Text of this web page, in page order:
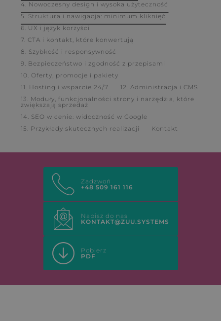
4. Nowoczesny design i wysoka użyteczność
5. Struktura i nawigacja: minimum kliknięć
6. UX i język korzyści
7. CTA i kontakt, które konwertują
8. Szybkość i responsywność
9. Bezpieczeństwo i zgodność z przepisami
10. Oferty, promocje i pakiety
11. Hosting i wsparcie 24/7
12. Administracja i CMS
13. Moduły, funkcjonalności strony i narzędzia, które
zwiększają sprzedaż
14. SEO w cenie: widoczność w Google
15. Przykłady skutecznych realizacji
Kontakt
Zadzwoń
+48 509 161 116
Napisz do nas
KONTAKT@ZUU.SYSTEMS
Pobierz
PDF